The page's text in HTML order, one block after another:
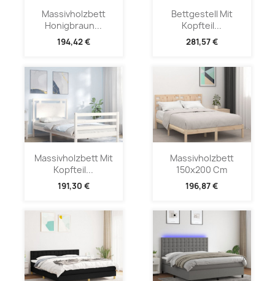
Massivholzbett
Honigbraun...
194,42 €
Bettgestell Mit
Kopfteil...
281,57 €
Massivholzbett Mit
Kopfteil...
191,30 €
Massivholzbett
150x200 Cm
196,87 €